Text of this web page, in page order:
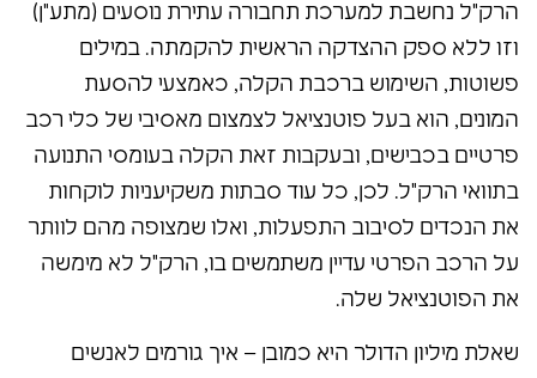
הרק"ל נחשבת למערכת תחבורה עתירת נוסעים (מתע"ן)
וזו ללא ספק ההצדקה הראשית להקמתה. במילים
פשוטות, השימוש ברכבת הקלה, כאמצעי להסעת
המונים, הוא בעל פוטנציאל לצמצום מאסיבי של כלי רכב
פרטיים בכבישים, ובעקבות זאת הקלה בעומסי התנועה
בתוואי הרק"ל. לכן, כל עוד סבתות משקיעניות לוקחות
את הנכדים לסיבוב התפעלות, ואלו שמצופה מהם לוותר
על הרכב הפרטי עדיין משתמשים בו, הרק"ל לא מימשה
את הפוטנציאל שלה.
שאלת מיליון הדולר היא כמובן – איך גורמים לאנשים